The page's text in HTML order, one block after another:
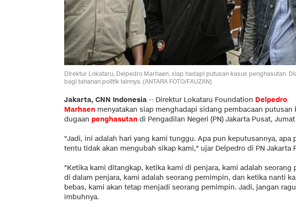
Direktur Lokataru, Delpedro Marhaen, siap hadapi putusan kasus penghasutan.
bagi tahanan politik lainnya. (ANTARA FOTO/FAUZAN)
Jakarta, CNN Indonesia -- Direktur Lokataru Foundation Delpedro
Marhaen menyatakan siap menghadapi sidang pembacaan putusan
dugaan penghasutan di Pengadilan Negeri (PN) Jakarta Pusat, Jumat
"Jadi, ini adalah hari yang kami tunggu. Apa pun keputusannya, apa
tentu tidak akan mengubah sikap kami," ujar Delpedro di PN Jakarta
"Ketika kami ditangkap, ketika kami di penjara, kami adalah seorang
di dalam penjara, kami adalah seorang pemimpin, dan ketika nanti
bebas, kami akan tetap menjadi seorang pemimpin. Jadi, jangan
imbuhnya.